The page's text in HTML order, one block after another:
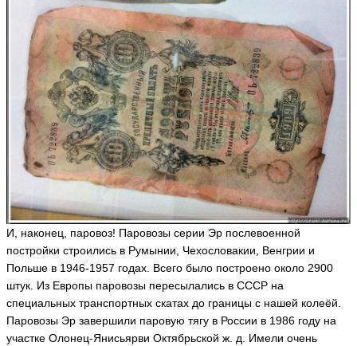
И, наконец, паровоз! Паровозы серии Эр послевоенной
постройки строились в Румынии, Чехословакии, Венгрии и
Польше в 1946-1957 годах. Всего было построено около 2900
штук. Из Европы паровозы пересылались в СССР на
специальных транспортных скатах до границы с нашей колеёй.
Паровозы Эр завершили паровую тягу в России в 1986 году на
участке Олонец-Янисьярви Октябрьской ж. д. Имели очень